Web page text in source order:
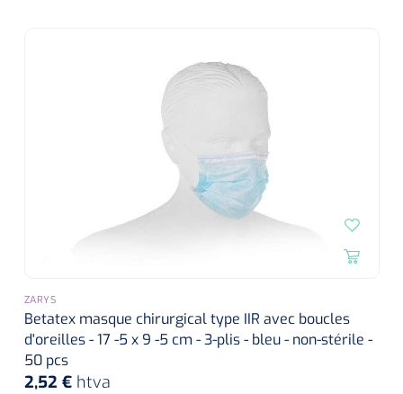
ZARYS
Betatex masque chirurgical type IIR avec boucles
d'oreilles - 17 -5 x 9 -5 cm - 3-plis - bleu - non-stérile -
50 pcs
2,52 € htva